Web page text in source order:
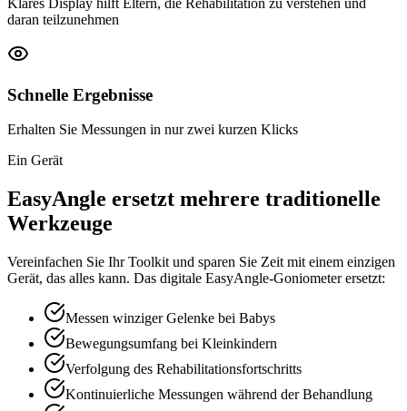
daran teilzunehmen
Schnelle Ergebnisse
Erhalten Sie Messungen in nur zwei kurzen Klicks
Ein Gerät
EasyAngle ersetzt mehrere traditionelle
Werkzeuge
Vereinfachen Sie Ihr Toolkit und sparen Sie Zeit mit einem einzigen
Gerät, das alles kann. Das digitale EasyAngle-Goniometer ersetzt:
Messen winziger Gelenke bei Babys
Bewegungsumfang bei Kleinkindern
Verfolgung des Rehabilitationsfortschritts
Kontinuierliche Messungen während der Behandlung